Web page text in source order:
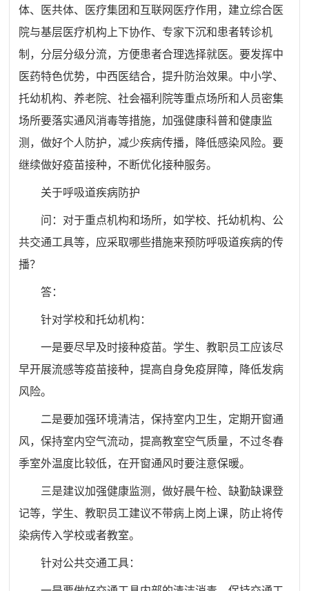
体、医共体、医疗集团和互联网医疗作用，建立综合医
院与基层医疗机构上下协作、专家下沉和患者转诊机
制，分层分级分流，方便患者合理选择就医。要发挥中
医药特色优势，中西医结合，提升防治效果。中小学、
托幼机构、养老院、社会福利院等重点场所和人员密集
场所要落实通风消毒等措施，加强健康科普和健康监
测，做好个人防护，减少疾病传播，降低感染风险。要
继续做好疫苗接种，不断优化接种服务。
关于呼吸道疾病防护
问：对于重点机构和场所，如学校、托幼机构、公
共交通工具等，应采取哪些措施来预防呼吸道疾病的传
播？
答：
针对学校和托幼机构：
一是要尽早及时接种疫苗。学生、教职员工应该尽
早开展流感等疫苗接种，提高自身免疫屏障，降低发病
风险。
二是要加强环境清洁，保持室内卫生，定期开窗通
风，保持室内空气流动，提高教室空气质量，不过冬春
季室外温度比较低，在开窗通风时要注意保暖。
三是建议加强健康监测，做好晨午检、缺勤缺课登
记等，学生、教职员工建议不带病上岗上课，防止将传
染病传入学校或者教室。
针对公共交通工具：